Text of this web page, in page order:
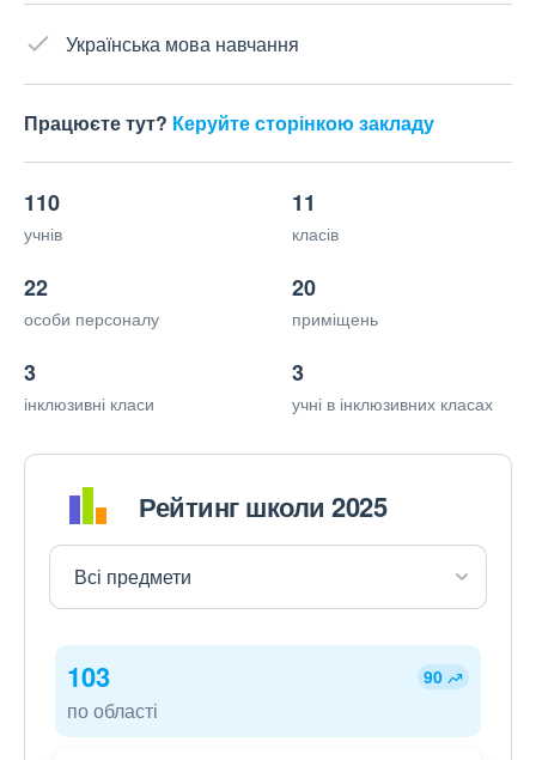
Українська мова навчання
Працюєте тут? Керуйте сторінкою закладу
110
учнів
11
класів
22
особи персоналу
20
приміщень
3
інклюзивні класи
3
учні в інклюзивних класах
Рейтинг школи 2025
103 90
по області